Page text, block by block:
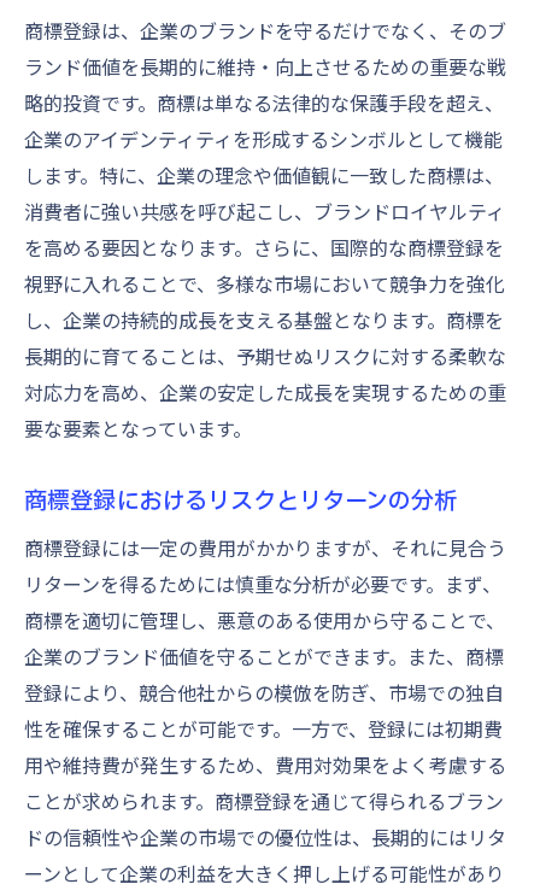
商標登録は、企業のブランドを守るだけでなく、そのブ
ランド価値を長期的に維持・向上させるための重要な戦
略的投資です。商標は単なる法律的な保護手段を超え、
企業のアイデンティティを形成するシンボルとして機能
します。特に、企業の理念や価値観に一致した商標は、
消費者に強い共感を呼び起こし、ブランドロイヤルティ
を高める要因となります。さらに、国際的な商標登録を
視野に入れることで、多様な市場において競争力を強化
し、企業の持続的成長を支える基盤となります。商標を
長期的に育てることは、予期せぬリスクに対する柔軟な
対応力を高め、企業の安定した成長を実現するための重
要な要素となっています。
商標登録におけるリスクとリターンの分析
商標登録には一定の費用がかかりますが、それに見合う
リターンを得るためには慎重な分析が必要です。まず、
商標を適切に管理し、悪意のある使用から守ることで、
企業のブランド価値を守ることができます。また、商標
登録により、競合他社からの模倣を防ぎ、市場での独自
性を確保することが可能です。一方で、登録には初期費
用や維持費が発生するため、費用対効果をよく考慮する
ことが求められます。商標登録を通じて得られるブラン
ドの信頼性や企業の市場での優位性は、長期的にはリタ
ーンとして企業の利益を大きく押し上げる可能性があり